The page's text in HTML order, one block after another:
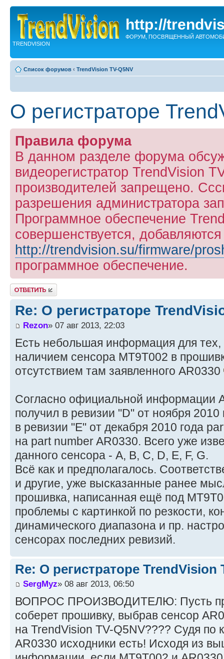
http://
ФОРУМ, ПОСВЯЩЕННЫЙ
TRENDVISION
Список форумов ‹ TrendVision TV-Q5NV
О регистраторе
Правила форума
В данном разделе форума
видеорегистратор TrendVision
производителей запрещено.
разрешения администратора
Программное обеспечение
совершенствуется,
http://trendvision.su/firmware/
программное обеспечение.
Ответить
Re: О регистраторе
Rezon» 07 авг 2013, 22:03
Есть небольшая информация для тех,
наличием сенсора MT9T002 в
отсутствием там заявленного AR0330
Согласно официальной информации
получил в ревизии "D" от ноября
в ревизии "E" от декабря 2010 года
на part number AR0330. Всего уже
данного сенсора - A, B, C, D, E, F, G.
Всё как и предполагалось.
и другие, уже высказанные ранее
прошивка, написанная ещё под
проблемы с картинкой по резкости,
динамического диапазона и пр.
сенсорах последних ревизий.
Re: О регистраторе TrendVision
SergMyz» 08 авг 2013, 06:50
ВОПРОС ПРОИЗВОДИТЕЛЮ: Пусть
соберет прошивку, выбрав сенсор
на TrendVision TV-Q5NV???? Судя по
AR0330 исходники есть! Исходя из